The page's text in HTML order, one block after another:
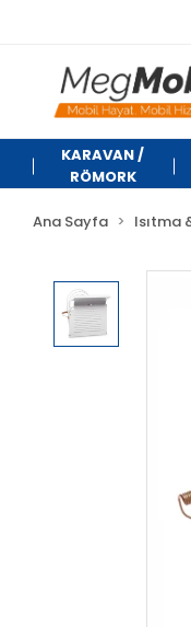
KARAVAN /
RÖMORK
Ana Sayfa Isıtma